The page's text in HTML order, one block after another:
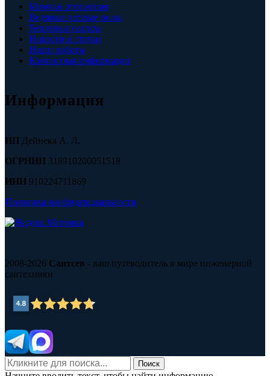
Монтаж отопления
Водяные теплые полы
Тепловые насосы
Новости и статьи
Наши работы
Контактная информация
Информация
ИП Дейнека А. Л.
ОГРНИП 318910200051518
ИНН 910224711869
Политика конфиденциальности
2008-2026 Сантсев - ваш путеводитель в мире инженерной
сантехники
Поиск